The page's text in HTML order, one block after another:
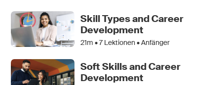
Skill Types and Career
Development
21m •7Lektionen • Anfänger
Soft Skills and Career
Development